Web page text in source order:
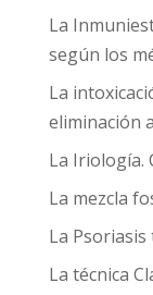
La
según los
La
eliminación
La Iriología.
La mezcla
La Psoriasis
La técnica